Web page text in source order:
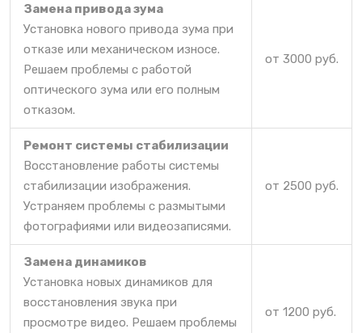
Замена привода зума
Установка нового привода зума при
отказе или механическом износе.
Решаем проблемы с работой
оптического зума или его полным
отказом.
от 3000 руб.
Ремонт системы стабилизации
Восстановление работы системы
стабилизации изображения.
Устраняем проблемы с размытыми
фотографиями или видеозаписями.
от 2500 руб.
Замена динамиков
Установка новых динамиков для
восстановления звука при
просмотре видео. Решаем проблемы
от 1200 руб.